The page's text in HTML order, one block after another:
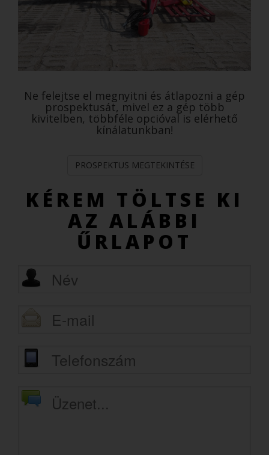
Ne felejtse el megnyitni és átlapozni a gép
prospektusát, mivel ez a gép több
kivitelben, többféle opcióval is elérhető
kínálatunkban!
PROSPEKTUS MEGTEKINTÉSE
KÉREM TÖLTSE KI
AZ ALÁBBI
ŰRLAPOT